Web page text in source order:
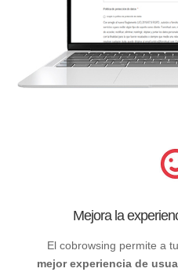
Mejora la
El cobrowsing permite a
mejor experiencia de